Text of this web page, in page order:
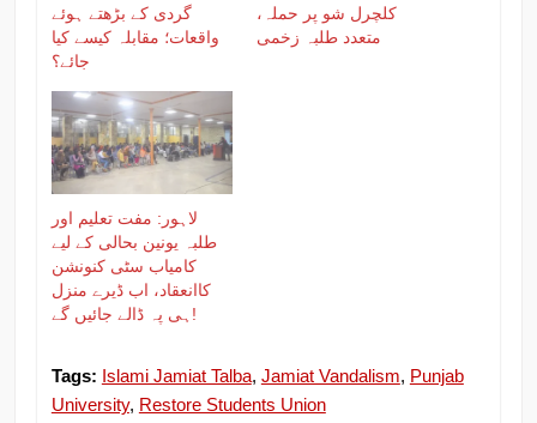
گردی کے بڑھتے ہوئے
واقعات؛ مقابلہ کیسے کیا
جائے؟
کلچرل شو پر حملہ،
متعدد طلبہ زخمی
لاہور: مفت تعلیم اور
طلبہ یونین بحالی کے لیے
کامیاب سٹی کنونشن
کاانعقاد، اب ڈیرے منزل
ہی پہ ڈالے جائیں گے!
Tags: Islami Jamiat Talba, Jamiat Vandalism, Punjab
University, Restore Students Union